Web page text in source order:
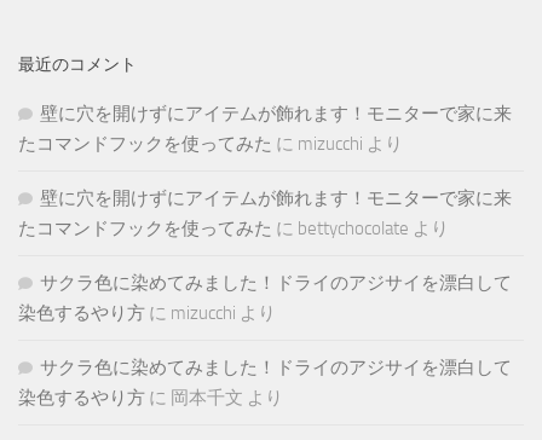
最近のコメント
壁に穴を開けずにアイテムが飾れます！モニターで家に来
たコマンドフックを使ってみた に mizucchi より
壁に穴を開けずにアイテムが飾れます！モニターで家に来
たコマンドフックを使ってみた に bettychocolate より
サクラ色に染めてみました！ドライのアジサイを漂白して
染色するやり方 に mizucchi より
サクラ色に染めてみました！ドライのアジサイを漂白して
染色するやり方 に 岡本千文 より